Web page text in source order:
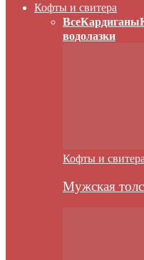
Кофты и свитера
ВсеКардиганы
водолазки
Кофты и свитера
Мужская